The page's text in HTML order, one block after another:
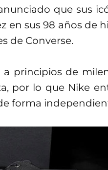
que sus
en sus 98 años de
de Converse.
principios de
por lo que Nike
forma